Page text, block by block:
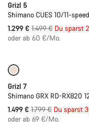
Grizl 5
Shimano CUES 10/11-
1.299 € Ursprungspreis
1.499 € Du sparst
oder ab 60 €/Mo.
Grizl 7
Shimano GRX RD-RX820
1.499 € Ursprungspreis
1.799 € Du sparst
oder ab 69 €/Mo.